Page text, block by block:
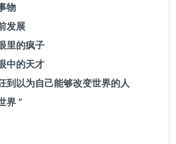
物
发展
里的疯子
中的天才
到以为自己能够改变世界的人
界 ”